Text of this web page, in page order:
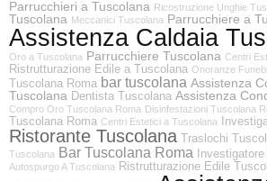
Parrucchieri a Tuscolana Ricostruzione Unghie
Tuscolana Meccanici Tuscolana Parrucchiere a
Assistenza Caldaia
Oro a Tuscolana Parrucchiere Tuscolana Centri
Ristrutturazione Edile a Tuscolana Onoranze
Tuscolana Roma bar tuscolana Assistenza
Tuscolana Dentista Tuscolana Assistenza
Compro Oro Tuscolana Roma Disinfestazioni Tuscolana
Tuscolana Roma Centri Estetici a Tuscolana
Ristorante Tuscolana Traslochi
Tuscolana Bar Tuscolana Roma
Autospurgo A Tuscolana Ristrutturazione Edile